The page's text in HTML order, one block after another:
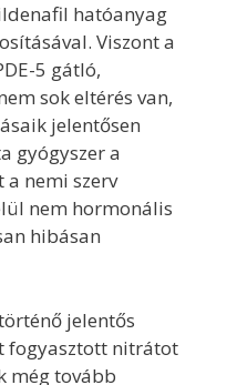
hatóanyag
Viszont a
5 gátló,
sok eltérés van,
jelentősen
gyógyszer a
a nemi szerv
nem hormonális
hibásan
jelentős
fogyasztott nitrátot
még tovább